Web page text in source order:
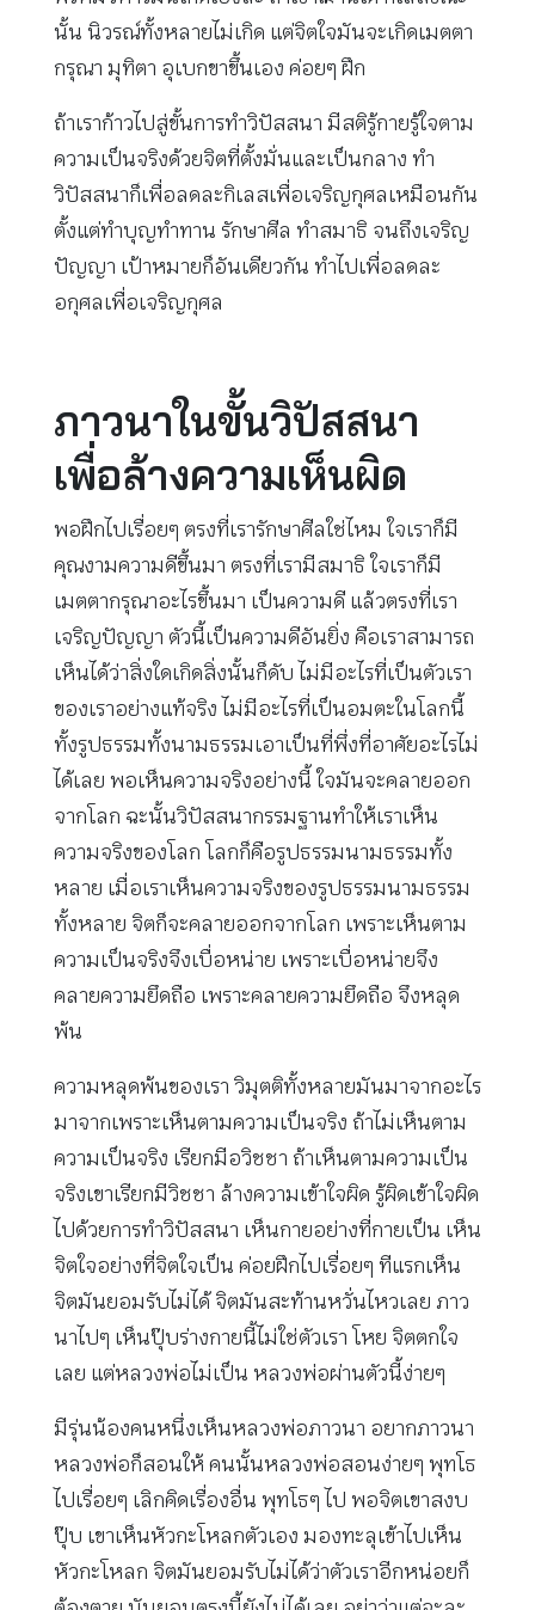
นั้น นิวรณ์ทั้งหลายไม่เกิด แต่จิตใจมันจะเกิดเมตตา
กรุณา มุทิตา อุเบกขาขึ้นเอง ค่อยๆ ฝึก
ถ้าเราก้าวไปสู่ขั้นการทำวิปัสสนา มีสติรู้กายรู้ใจตาม
ความเป็นจริงด้วยจิตที่ตั้งมั่นและเป็นกลาง ทำ
วิปัสสนาก็เพื่อลดละกิเลสเพื่อเจริญกุศลเหมือนกัน
ตั้งแต่ทำบุญทำทาน รักษาศีล ทำสมาธิ จนถึงเจริญ
ปัญญา เป้าหมายก็อันเดียวกัน ทำไปเพื่อลดละ
อกุศลเพื่อเจริญกุศล
ภาวนาในขั้นวิปัสสนา
เพื่อล้างความเห็นผิด
พอฝึกไปเรื่อยๆ ตรงที่เรารักษาศีลใช่ไหม ใจเราก็มี
คุณงามความดีขึ้นมา ตรงที่เรามีสมาธิ ใจเราก็มี
เมตตากรุณาอะไรขึ้นมา เป็นความดี แล้วตรงที่เรา
เจริญปัญญา ตัวนี้เป็นความดีอันยิ่ง คือเราสามารถ
เห็นได้ว่าสิ่งใดเกิดสิ่งนั้นก็ดับ ไม่มีอะไรที่เป็นตัวเรา
ของเราอย่างแท้จริง ไม่มีอะไรที่เป็นอมตะในโลกนี้
ทั้งรูปธรรมทั้งนามธรรมเอาเป็นที่พึ่งที่อาศัยอะไรไม่
ได้เลย พอเห็นความจริงอย่างนี้ ใจมันจะคลายออก
จากโลก ฉะนั้นวิปัสสนากรรมฐานทำให้เราเห็น
ความจริงของโลก โลกก็คือรูปธรรมนามธรรมทั้ง
หลาย เมื่อเราเห็นความจริงของรูปธรรมนามธรรม
ทั้งหลาย จิตก็จะคลายออกจากโลก เพราะเห็นตาม
ความเป็นจริงจึงเบื่อหน่าย เพราะเบื่อหน่ายจึง
คลายความยึดถือ เพราะคลายความยึดถือ จึงหลุด
พ้น
ความหลุดพ้นของเรา วิมุตติทั้งหลายมันมาจากอะไร
มาจากเพราะเห็นตามความเป็นจริง ถ้าไม่เห็นตาม
ความเป็นจริง เรียกมีอวิชชา ถ้าเห็นตามความเป็น
จริงเขาเรียกมีวิชชา ล้างความเข้าใจผิด รู้ผิดเข้าใจผิด
ไปด้วยการทำวิปัสสนา เห็นกายอย่างที่กายเป็น เห็น
จิตใจอย่างที่จิตใจเป็น ค่อยฝึกไปเรื่อยๆ ทีแรกเห็น
จิตมันยอมรับไม่ได้ จิตมันสะท้านหวั่นไหวเลย ภาว
นาไปๆ เห็นปุ๊บร่างกายนี้ไม่ใช่ตัวเรา โหย จิตตกใจ
เลย แต่หลวงพ่อไม่เป็น หลวงพ่อผ่านตัวนี้ง่ายๆ
มีรุ่นน้องคนหนึ่งเห็นหลวงพ่อภาวนา อยากภาวนา
หลวงพ่อก็สอนให้ คนนั้นหลวงพ่อสอนง่ายๆ พุทโธ
ไปเรื่อยๆ เลิกคิดเรื่องอื่น พุทโธๆ ไป พอจิตเขาสงบ
ปุ๊บ เขาเห็นหัวกะโหลกตัวเอง มองทะลุเข้าไปเห็น
หัวกะโหลก จิตมันยอมรับไม่ได้ว่าตัวเราอีกหน่อยก็